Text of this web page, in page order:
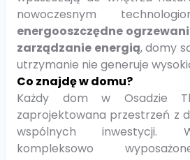
nowoczesnym
energooszczędne
zarządzanie energią, domy
utrzymanie nie generuje
Co znajdę w domu?
Każdy dom w Osadzie
zaprojektowana przestrzeń z
wspólnych inwestycji.
kompleksowo